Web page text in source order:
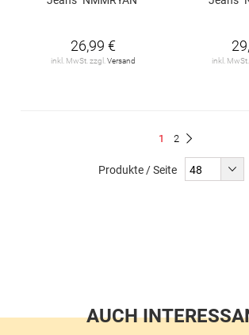
26,99 €
inkl. MwSt. zzgl. Versand inkl. MwSt.
Du
gerade
1 Seite
2
Produkte / Seite
AUCH